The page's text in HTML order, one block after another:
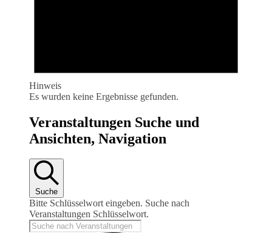
Hinweis
Es wurden keine Ergebnisse gefunden.
Veranstaltungen Suche und
Ansichten, Navigation
Suche
Bitte Schlüsselwort eingeben. Suche nach
Veranstaltungen Schlüsselwort.